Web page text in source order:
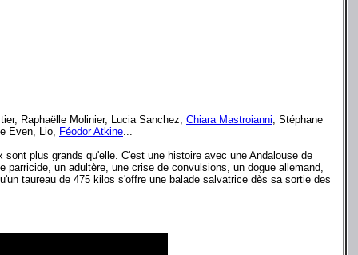
Raphaëlle Molinier, Lucia Sanchez, Chiara Mastroianni, Stéphane
Even, Lio, Féodor Atkine...
plus grands qu'elle. C'est une histoire avec une Andalouse de
un adultère, une crise de convulsions, un dogue allemand,
taureau de 475 kilos s'offre une balade salvatrice dès sa sortie des